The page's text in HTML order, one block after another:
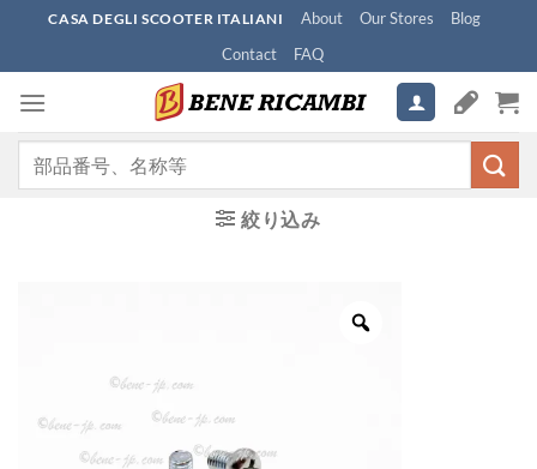
content
CASA DEGLI SCOOTER ITALIANI About Our Stores
Blog
Contact
FAQ
絞り込み